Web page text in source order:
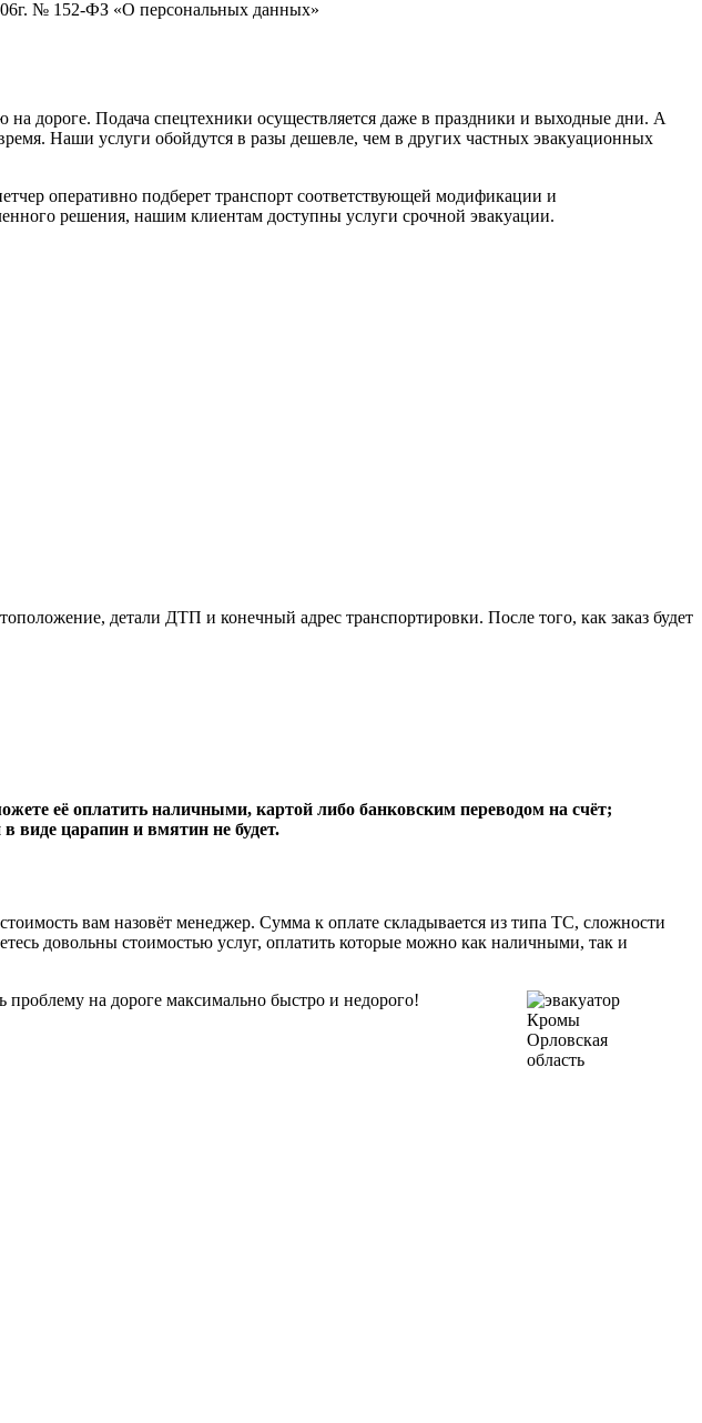
№ 152-ФЗ «О персональных данных»
дороге. Подача спецтехники осуществляется даже в праздники и выходные дни. А
Наши услуги обойдутся в разы дешевле, чем в других частных эвакуационных
оперативно подберет транспорт соответствующей модификации и
решения, нашим клиентам доступны услуги срочной эвакуации.
детали ДТП и конечный адрес транспортировки. После того, как заказ будет
её оплатить наличными, картой либо банковским переводом на счёт;
виде царапин и вмятин не будет.
вам назовёт менеджер. Сумма к оплате складывается из типа ТС, сложности
довольны стоимостью услуг, оплатить которые можно как наличными, так и
на дороге максимально быстро и недорого!